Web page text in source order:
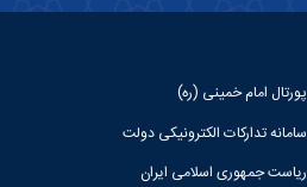
پورتال امام خمینی (ره)
سامانه تدارکات الکترونیکی دولت
ریاست جمهوری اسلامی ایران